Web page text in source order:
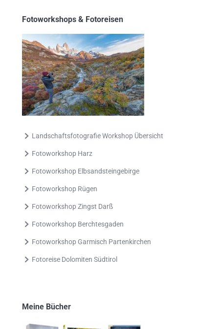
Fotoworkshops & Fotoreisen
Landschaftsfotografie Workshop Übersicht
Fotoworkshop Harz
Fotoworkshop Elbsandsteingebirge
Fotoworkshop Rügen
Fotoworkshop Zingst Darß
Fotoworkshop Berchtesgaden
Fotoworkshop Garmisch Partenkirchen
Fotoreise Dolomiten Südtirol
Meine Bücher